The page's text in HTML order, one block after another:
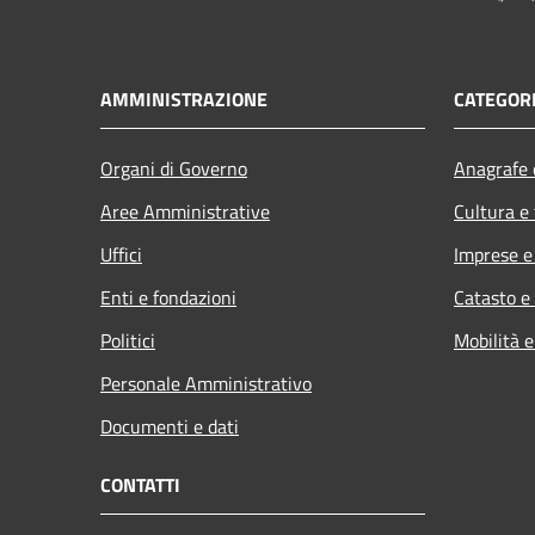
AMMINISTRAZIONE
Organi di Governo
Aree Amministrative
Uffici
Enti e fondazioni
Politici
Personale Amministrativo
Documenti e dati
Cultura
Imprese
Catasto
Mobilità
CONTATTI